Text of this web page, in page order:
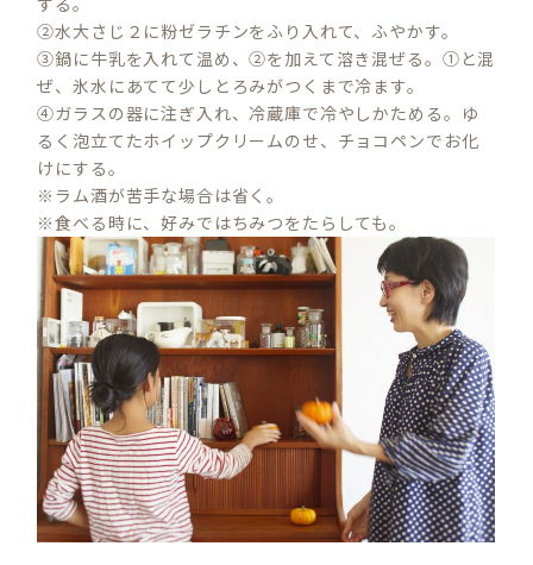
②水大さじ２に粉ゼラチンをふり入れて、ふやかす。
③鍋に牛乳を入れて温め、②を加えて溶き混ぜる。①と混
ぜ、氷水にあてて少しとろみがつくまで冷ます。
④ガラスの器に注ぎ入れ、冷蔵庫で冷やしかためる。ゆ
るく泡立てたホイップクリームのせ、チョコペンでお化
けにする。
※ラム酒が苦手な場合は省く。
※食べる時に、好みではちみつをたらしても。